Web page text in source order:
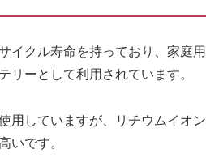
イクル寿命を持っており、家庭用
リーとして利用されています。
用していますが、リチウムイオン
いです。